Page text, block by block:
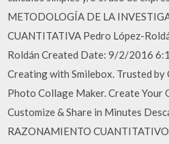
METODOLOGÍA DE LA
CUANTITATIVA Pedro López-
Roldán Created Date: 9/2/2016
Creating with Smilebox. Trusted
Photo Collage Maker. Create Your
Customize & Share in Minutes
RAZONAMIENTO